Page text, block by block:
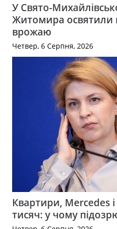
У Свято-
Житомира освятили
врожаю
Четвер, 6 Серпня, 2026
Квартири, Mercedes
тисяч: у чому